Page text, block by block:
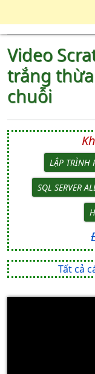
Video
trắng
chuỗi
LẬP TRÌNH
SQL SERVER
Tất cả